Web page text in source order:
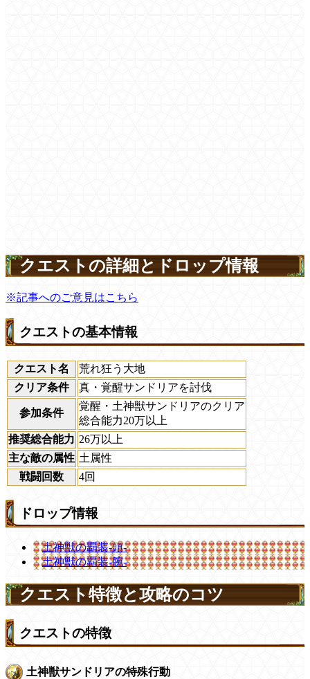
クエストの詳細とドロップ情報
※記事へのご意見はこちら
クエストの基本情報
クエスト名
荒れ狂う大地
クリア条件
真・覚醒サンドリアを討伐
参加条件
覚醒・土神獣サンドリアのクリア
総合能力20万以上
推奨総合能力 26万以上
主な敵の属性 土属性
戦闘回数
4回
ドロップ情報
土神獣の覇装-頭-
土神獣の覇装-腕-
クエスト特徴と攻略のコツ
クエストの特徴
土神獣サンドリアの特殊行動